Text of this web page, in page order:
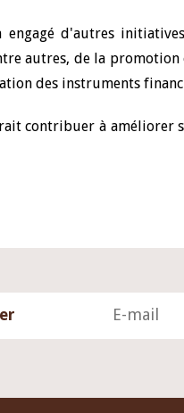
d'autres
autres, de la
des instruments
contribuer à améliorer